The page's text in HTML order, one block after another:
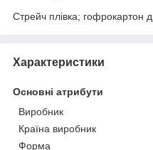
Стрейч плівка; гофрокартон
Характеристики
Основні атрибути
Виробник
Країна виробник
Форма